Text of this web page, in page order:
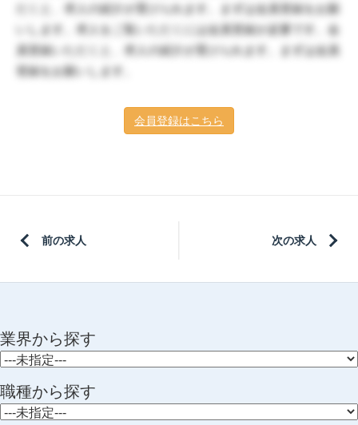
だくと、求人の紹介が受けられます。まずは会員登録をお願
いします。求人をご覧いただくには会員登録が必要です。会
員登録いただくと、求人の紹介が受けられます。まずは会員
登録をお願いします。
会員登録はこちら
前の求人 次の求人
業界から探す
職種から探す